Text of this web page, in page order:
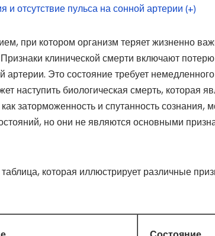
и отсутствие пульса на сонной артерии (+)
при котором организм теряет жизненно
клинической смерти включают
артерии. Это состояние требует
наступить биологическая смерть, которая
заторможенность и спутанность сознания,
но они не являются основными
которая иллюстрирует различные